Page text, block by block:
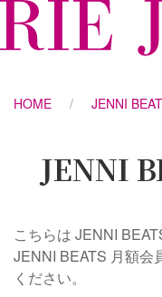
HOME JENNI
JENNI
こちらは JENNI
JENNI BEATS 月額会
ください。